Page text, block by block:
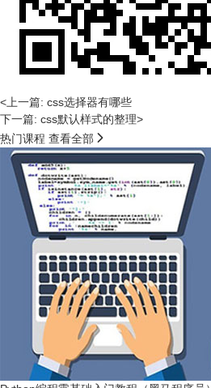
<上一篇: css选择器有哪些
下一篇: css默认样式的整理>
热门课程 查看全部 